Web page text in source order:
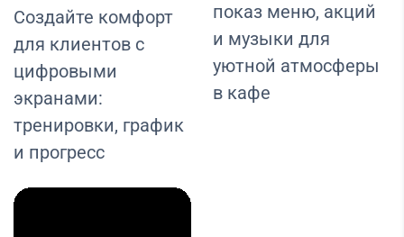
Создайте комфорт
для клиентов с
цифровыми
экранами:
тренировки, график
и прогресс
показ меню, акций
и музыки для
уютной атмосферы
в кафе